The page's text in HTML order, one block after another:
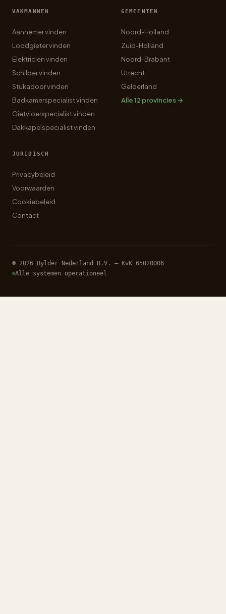
VAKMANNEN
Aannemer vinden
Loodgieter vinden
Elektricien vinden
Schilder vinden
Stukadoor vinden
Badkamerspecialist vinden
Gietvloerspecialist vinden
Dakkapelspecialist vinden
GEMEENTEN
Noord-Holland
Zuid-Holland
Noord-Brabant
Utrecht
Gelderland
Alle 12 provincies →
JURIDISCH
Privacybeleid
Voorwaarden
Cookiebeleid
Contact
© 2026 Bylder Nederland B.V. — KvK 65020006
Alle systemen operationeel